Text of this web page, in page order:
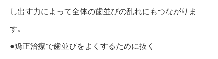
し出す力によって全体の歯並びの乱れにもつながりま
す。
●矯正治療で歯並びをよくするために抜く